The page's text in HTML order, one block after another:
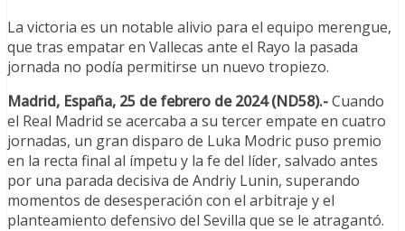
La victoria es un notable alivio para el equipo merengue,
que tras empatar en Vallecas ante el Rayo la pasada
jornada no podía permitirse un nuevo tropiezo.
Madrid, España, 25 de febrero de 2024 (ND58).-Cuando
el Real Madrid se acercaba a su tercer empate en cuatro
jornadas, un gran disparo de Luka Modric puso premio
en la recta final al ímpetu y la fe del líder, salvado antes
por una parada decisiva de Andriy Lunin, superando
momentos de desesperación con el arbitraje y el
planteamiento defensivo del Sevilla que se le atragantó.